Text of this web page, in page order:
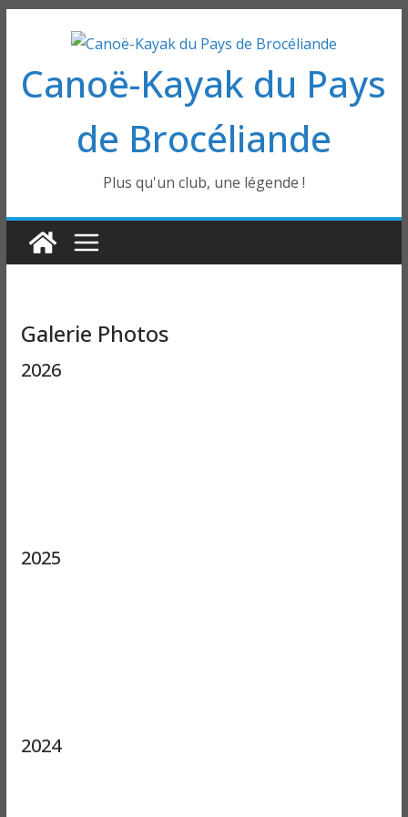
contenu
Canoë-Kayak du Pays
de Brocéliande
Plus qu'un club, une légende !
Galerie Photos
2026
2025
2024